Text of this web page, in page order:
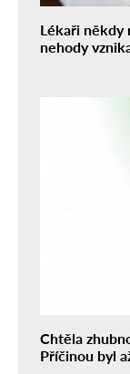
Lékaři někdy
nehody
Chtěla
Příčinou byl